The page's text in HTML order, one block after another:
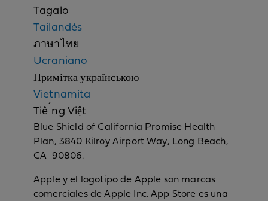
Tagalo
Tailandés
ภาษาไทย
Ucraniano
Примітка українською
Vietnamita
Tiếng Việt
Blue Shield of California Promise Health
Plan, 3840 Kilroy Airport Way, Long Beach,
CA 90806.
Apple y el logotipo de Apple son marcas
comerciales de Apple Inc. App Store es una